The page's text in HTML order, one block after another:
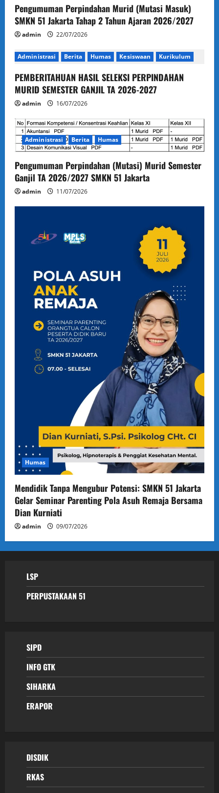
Pengumuman Perpindahan Murid (Mutasi Masuk)
SMKN 51 Jakarta Tahap 2 Tahun Ajaran 2026/2027
admin 22/07/2026
Administrasi Berita Humas Kesiswaan Kurikulum
PEMBERITAHUAN HASIL SELEKSI PERPINDAHAN
MURID SEMESTER GANJIL TA 2026-2027
admin 16/07/2026
Administrasi Berita Humas
Pengumuman Perpindahan (Mutasi) Murid Semester
Ganjil TA 2026/2027 SMKN 51 Jakarta
admin 11/07/2026
Humas
Mendidik Tanpa Mengubur Potensi: SMKN 51 Jakarta
Gelar Seminar Parenting Pola Asuh Remaja Bersama
Dian Kurniati
admin 09/07/2026
LSP
PERPUSTAKAAN 51
SIPD
INFO GTK
SIHARKA
ERAPOR
DISDIK
RKAS